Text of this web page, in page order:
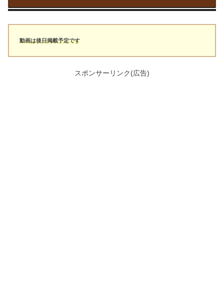
動画は後日掲載予定です
スポンサーリンク(広告)